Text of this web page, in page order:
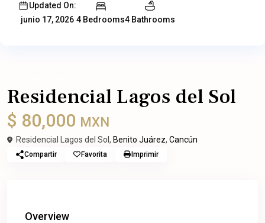
Updated On:
junio 17, 2026 4 Bedrooms4 Bathrooms
Residencial Lagos del Sol
$ 80,000 MXN
Residencial Lagos del Sol, Benito Juárez, Cancún
Compartir Favorita Imprimir
Overview